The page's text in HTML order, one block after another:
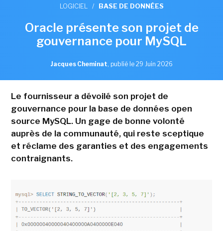
LOGICIEL / BASE DE DONNÉES
Oracle présente son projet de
gouvernance pour MySQL
Jacques Cheminat, publié le 29 Juin 2026
Le fournisseur a dévoilé son projet de
gouvernance pour la base de données open
source MySQL. Un gage de bonne volonté
auprès de la communauté, qui reste sceptique
et réclame des garanties et des engagements
contraignants.